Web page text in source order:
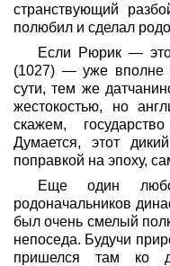
странствующий
полюбил и сделал
Если Рюрик — это
(1027) — уже вполне
сути, тем же
жестокостью, но
скажем,
Думается, этот
поправкой на эпоху,
Еще один
родоначальников
был очень смелый
непоседа. Будучи
пришелся там ко